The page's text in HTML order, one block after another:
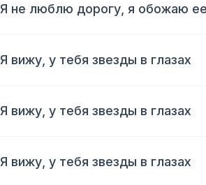
Я не люблю дорогу, я обожаю ее
Я вижу, у тебя звезды в глазах
Я вижу, у тебя звезды в глазах
Я вижу, у тебя звезды в глазах